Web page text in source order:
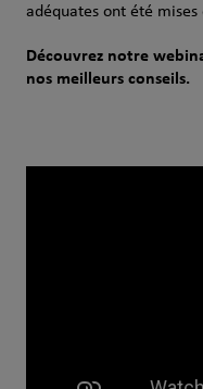
adéquates ont été mises
Découvrez notre
nos meilleurs conseils.